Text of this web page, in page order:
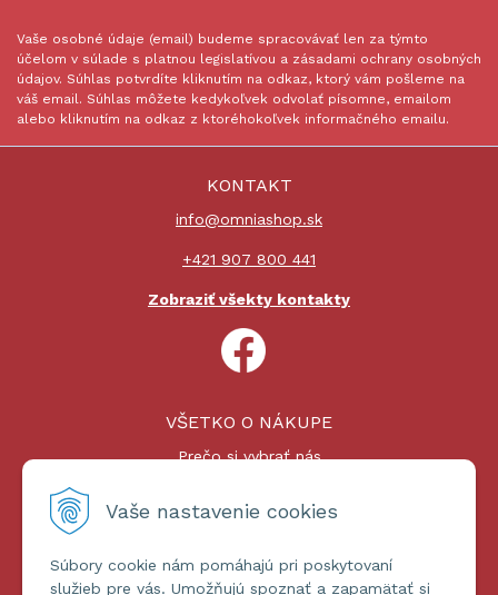
Vaše nastavenie cookies
Súbory cookie nám pomáhajú pri poskytovaní
služieb pre vás. Umožňujú spoznať a zapamätať si
Vaše osobné údaje (email) budeme spracovávať len za týmto
účelom v súlade s platnou legislatívou a zásadami ochrany osobných
údajov. Súhlas potvrdíte kliknutím na odkaz, ktorý vám pošleme na
váš email. Súhlas môžete kedykoľvek odvolať písomne, emailom
alebo kliknutím na odkaz z ktoréhokoľvek informačného emailu.
KONTAKT
info@omniashop.sk
+421 907 800 441
Zobraziť všekty kontakty
VŠETKO O NÁKUPE
Prečo si vybrať nás
Platby a doprava
ĎALŠIE INFORMÁCIE